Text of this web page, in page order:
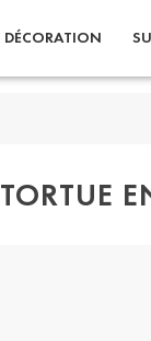
DÉCORATION
TORTUE